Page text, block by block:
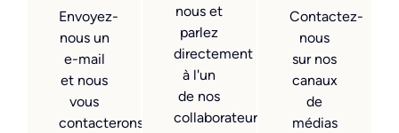
Envoyez-
nous un
e-mail
et nous
vous
contacterons
nous et
parlez
directement
à l'un
de nos
collaborateurs.
Contactez-
nous
sur nos
canaux
de
médias